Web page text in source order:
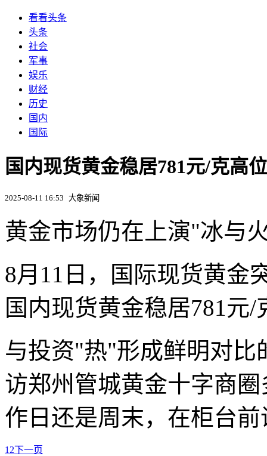
看看头条
头条
社会
军事
娱乐
财经
历史
国内
国际
国内现货黄金稳居781元/克高
2025-08-11 16:53 大象新闻
黄金市场仍在上演"冰与
8月11日，国际现货黄金
国内现货黄金稳居781元/
与投资"热"形成鲜明对
访郑州管城黄金十字商
作日还是周末，在柜台
1 2下一页